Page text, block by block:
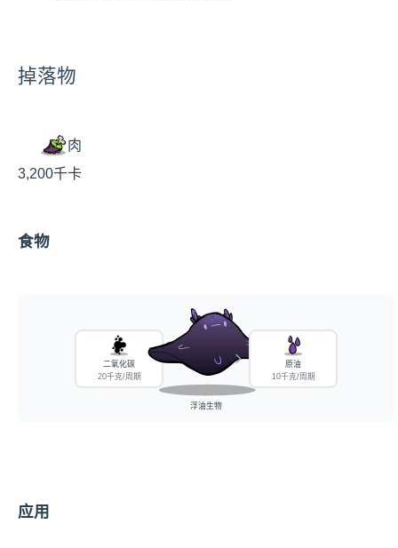
掉落物
肉
3,200千卡
食物
二氧化碳
20千克/周期
浮油生物
原油
10千克/周期
应用